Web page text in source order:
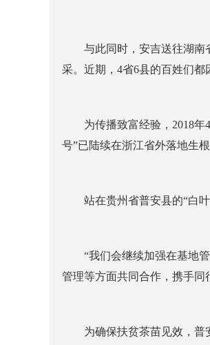
与此同时，安吉送往湖南省
采。近期，4省6县的百姓们都
为传播致富经验，2018年4
号”已陆续在浙江省外落地生
站在贵州省普安县的“白叶
“我们会继续加强在基地管
管理等方面共同合作，携手同
为确保扶贫茶苗见效，普安